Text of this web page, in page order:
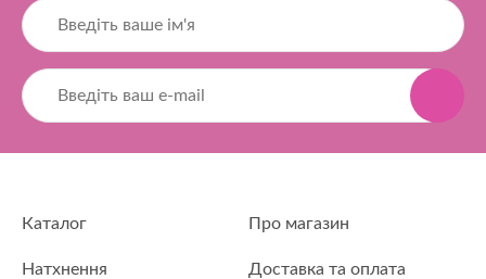
Каталог Про магазин
Натхнення Доставка та оплата